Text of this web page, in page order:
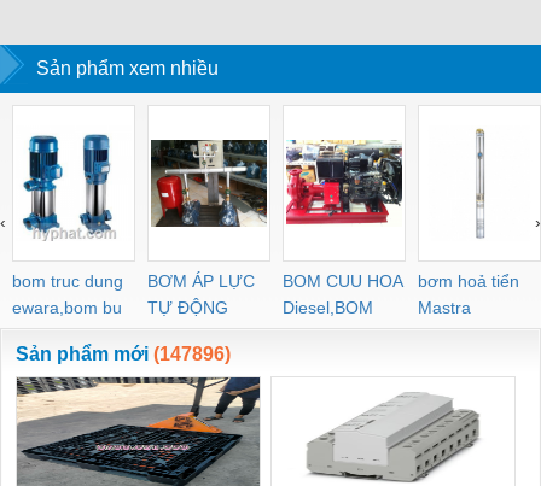
Sản phẩm xem nhiều
bom truc dung
ewara,bom bu
ewara
BƠM ÁP LỰC
TỰ ĐỘNG
BOM CUU HOA
Diesel,BOM
CHUA CHAY
bơm hoả tiển
Mastra
‹ ›
Sản phẩm mới (147896)